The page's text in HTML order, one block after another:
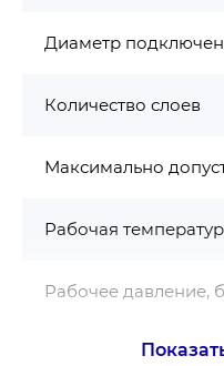
Рабочая
Plamix
эксплуатации.
Диаметр
Количество слоев
Максимально
Рабочая
Рабочее давление,
Страна бренда